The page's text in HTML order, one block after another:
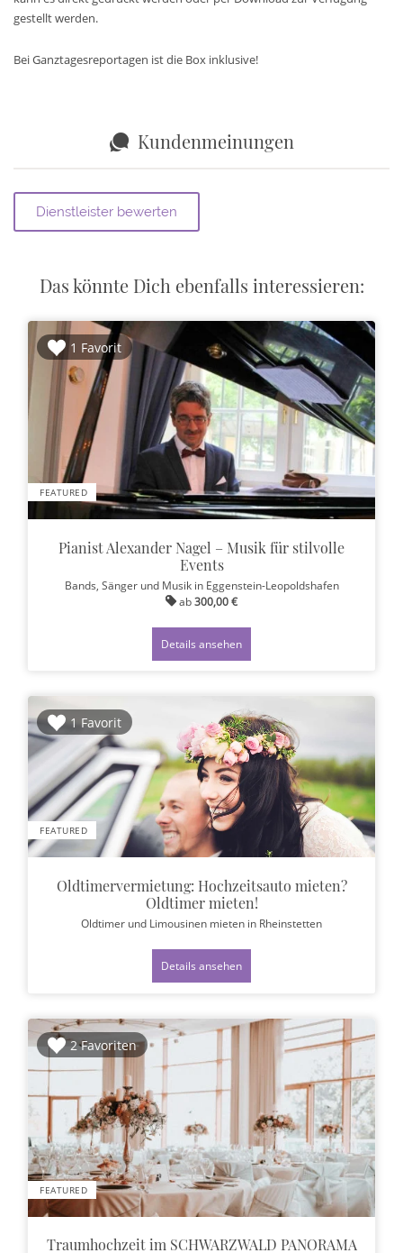
gestellt werden.
Bei Ganztagesreportagen ist die Box inklusive!
Kundenmeinungen
Das könnte Dich ebenfalls interessieren:
1 Favorit
FEATURED
Pianist Alexander Nagel – Musik für stilvolle
Events
Bands, Sänger und Musik in Eggenstein-Leopoldshafen
ab300,00 €
Details ansehen
1 Favorit
FEATURED
Oldtimervermietung: Hochzeitsauto mieten?
Oldtimer mieten!
Oldtimer und Limousinen mieten in Rheinstetten
Details ansehen
2 Favoriten
FEATURED
Traumhochzeit im SCHWARZWALD PANORAMA